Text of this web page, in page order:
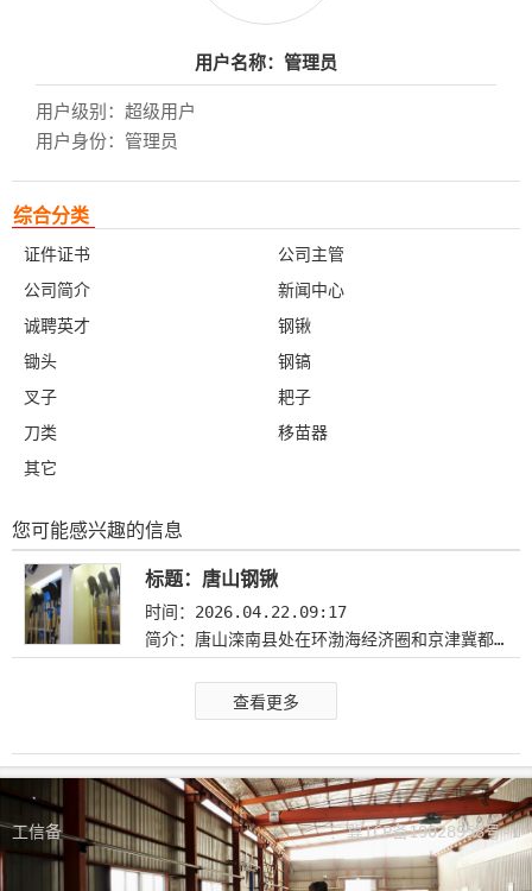
用户名称：管理员
用户级别：超级用户
用户身份：管理员
综合分类
证件证书
公司主管
公司简介
新闻中心
诚聘英才
钢锹
锄头
钢镐
叉子
耙子
刀类
移苗器
其它
您可能感兴趣的信息
标题：唐山钢锹
时间：2026.04.22.09:17
简介：唐山滦南县处在环渤海经济圈和京津冀都市圈的核心区域，县内基础设施完备。滦南县是著名的钢锹生产基地，年生产钢锹及五金工具超过3亿把，出口量占全国的90%，年可出口创汇8000万美元。近年来，“钢锹之乡”河北省滦南县引导企业加大产品研发力度，推动钢锹产业发展壮大、提档升级。全县目前有钢锹企业182家，产品远销140多个国家和地区。
查看更多
工信备 冀ICP备19028958号-1